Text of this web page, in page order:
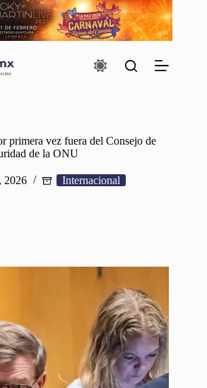
primera vez fuera del Consejo de
de la ONU
2026 Internacional